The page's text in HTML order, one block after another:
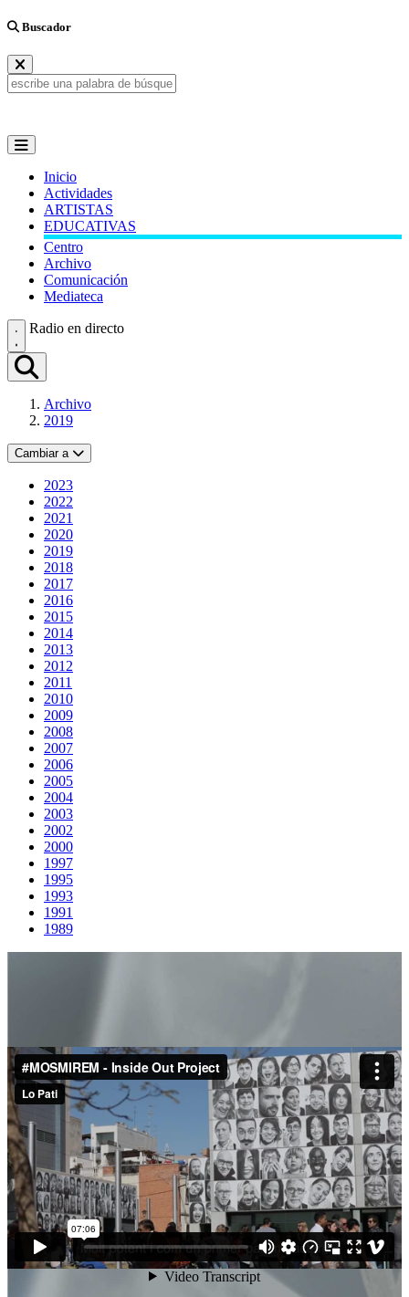
Buscador
Inicio
Actividades
ARTISTAS
EDUCATIVAS
Centro
Archivo
Comunicación
Mediateca
Radio en directo
Archivo
2019
Cambiar a
2023
2022
2021
2020
2019
2018
2017
2016
2015
2014
2013
2012
2011
2010
2009
2008
2007
2006
2005
2004
2003
2002
2000
1997
1995
1993
1991
1989